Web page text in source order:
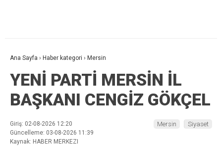
Ana Sayfa › Haber kategori › Mersin
YENİ PARTİ MERSİN İL
BAŞKANI CENGİZ GÖKÇEL
Giriş: 02-08-2026 12:20
Güncelleme: 03-08-2026 11:39
Kaynak: HABER MERKEZI
Mersin Siyaset